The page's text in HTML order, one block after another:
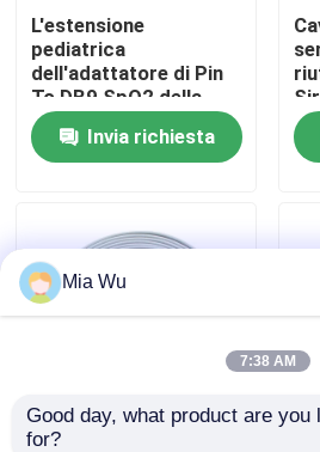
Controllo di qualità
Contattici
Casi
Richieda una citazione
Sensore riutilizzabile spO2
L'estensione
pediatrica
dell'adattatore di Pin
To DB9 SpO2 della
sonda Spo2 7 di
Saadat cabla 2.4M
TPU
Invia richiesta
Cavo di prolunga SpO2
Mia Wu
7:38 AM
Good day, what product are you
for?